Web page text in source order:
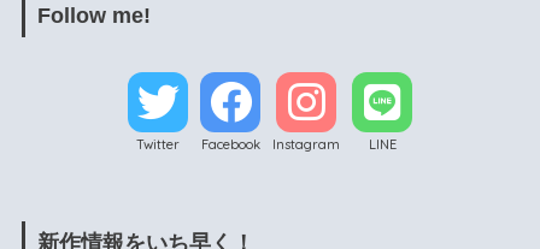
Follow me!
Twitter Facebook Instagram LINE
新作情報をいち早く！